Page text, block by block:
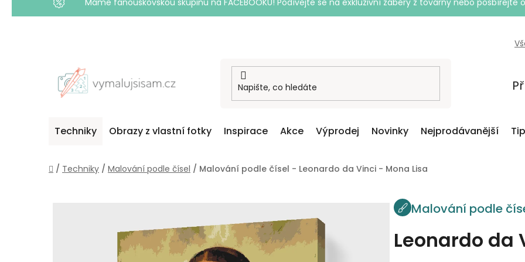
Máme fanouškovskou skupinu na FACEBOOKU! Podívejte se na exkluzivní záběry z továrny nebo
Techniky Obrazy z vlastní fotky Inspirace Akce Výprodej Novinky Nejprodávanější
Domů
/ Techniky / Malování podle čísel / Malování podle čísel - Leonardo da Vinci - Mona Lisa
Malování podle
Leonardo da